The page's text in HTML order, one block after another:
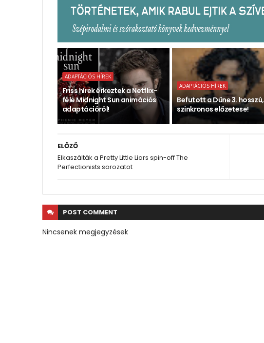
ADAPTÁCIÓS HÍREK
Friss hírek érkeztek a Netflix-
féle Midnight Sun animációs
adaptációról!
ADAPTÁCIÓS HÍREK
Befutott a Dűne 3. hosszú,
szinkronos előzetese!
ELŐZŐ
Elkaszálták a Pretty Little Liars spin-off The
Perfectionists sorozatot
POST COMMENT
Nincsenek megjegyzések